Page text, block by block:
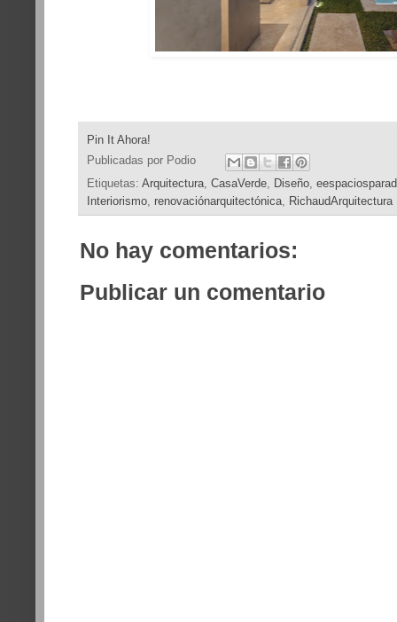
Pin It Ahora!
Publicadas por Podio
Etiquetas: Arquitectura CasaVerde Diseño
Interiorismo
renovaciónarquitectónica RichaudArquitectura
No hay comentarios:
Publicar un comentario